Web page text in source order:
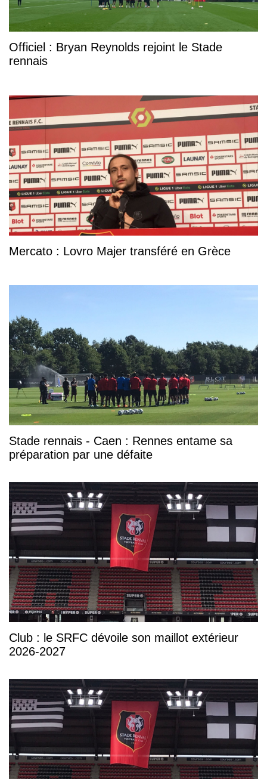
Officiel : Bryan Reynolds rejoint le Stade
rennais
Mercato : Lovro Majer transféré en Grèce
Stade rennais - Caen : Rennes entame sa
préparation par une défaite
Club : le SRFC dévoile son maillot extérieur
2026-2027